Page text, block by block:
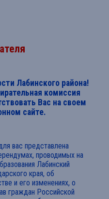
Лабинского района!
комиссия
Вас на своем
сайте.
вас представлена
проводимых на
Лабинский
края, об
и его изменениях, о
граждан Российской